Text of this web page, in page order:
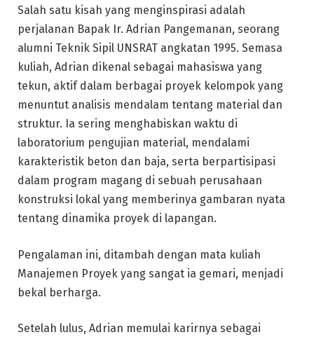
Salah satu kisah yang menginspirasi adalah
perjalanan Bapak Ir. Adrian Pangemanan, seorang
alumni Teknik Sipil UNSRAT angkatan 1995. Semasa
kuliah, Adrian dikenal sebagai mahasiswa yang
tekun, aktif dalam berbagai proyek kelompok yang
menuntut analisis mendalam tentang material dan
struktur. Ia sering menghabiskan waktu di
laboratorium pengujian material, mendalami
karakteristik beton dan baja, serta berpartisipasi
dalam program magang di sebuah perusahaan
konstruksi lokal yang memberinya gambaran nyata
tentang dinamika proyek di lapangan.
Pengalaman ini, ditambah dengan mata kuliah
Manajemen Proyek yang sangat ia gemari, menjadi
bekal berharga.
Setelah lulus, Adrian memulai karirnya sebagai